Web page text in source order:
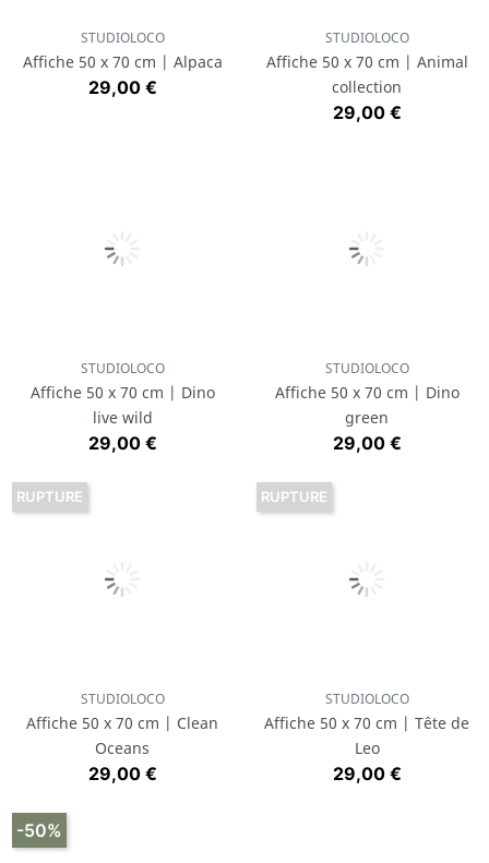
STUDIOLOCO
Affiche 50 x 70 cm | Alpaca
Prix
29,00 €
STUDIOLOCO
Affiche 50 x 70 cm | Animal
collection
Prix
29,00 €
STUDIOLOCO
Affiche 50 x 70 cm | Dino
live wild
Prix
29,00 €
STUDIOLOCO
Affiche 50 x 70 cm | Dino
green
Prix
29,00 €
STUDIOLOCO
Affiche 50 x 70 cm | Clean
Oceans
Prix
29,00 €
RUPTURE
STUDIOLOCO
Affiche 50 x 70 cm | Tête de
Leo
Prix
29,00 €
RUPTURE
-50%